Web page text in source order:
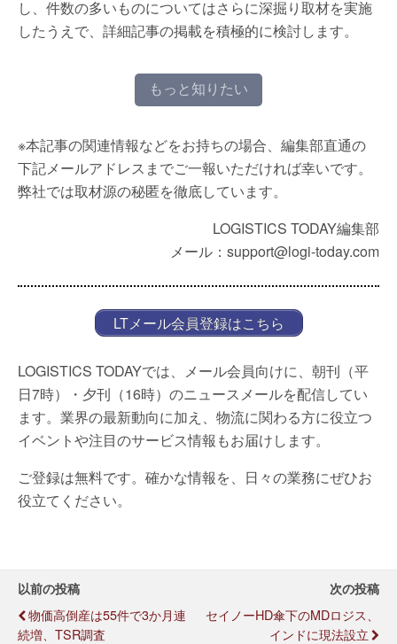
し、件数の多いものについてはさらに深掘り取材を実施
したうえで、詳細記事の掲載を積極的に検討します。
もっと知りたい
※本記事の関連情報などをお持ちの場合、編集部直通の
下記メールアドレスまでご一報いただければ幸いです。
弊社では取材源の秘匿を徹底しています。
LOGISTICS TODAY編集部
メール：support@logi-today.com
LTメール会員登録はこちら
LOGISTICS TODAYでは、メール会員向けに、朝刊（平
日7時）・夕刊（16時）のニュースメールを配信してい
ます。業界の最新動向に加え、物流に関わる方に役立つ
イベントや注目のサービス情報もお届けします。
ご登録は無料です。確かな情報を、日々の業務にぜひお
役立てください。
以前の投稿
物価高倒産は55件で3か月連
続増、TSR調査
次の投稿
セイノーHD傘下のMDロジス、
インドに現法設立